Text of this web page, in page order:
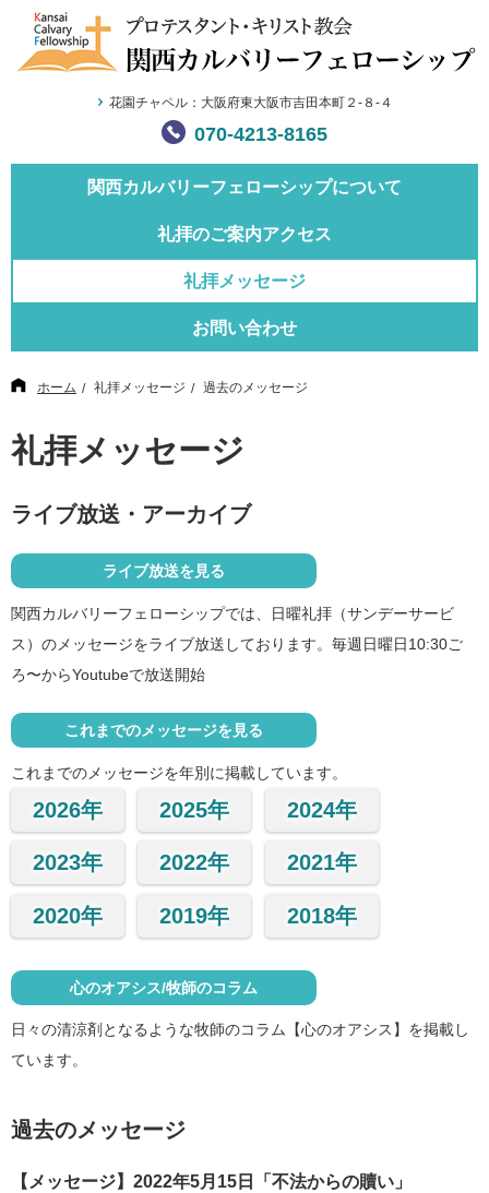
花園チャペル：大阪府東大阪市吉田本町２-８-４
070-4213-8165
関西カルバリーフェローシップについて
礼拝のご案内アクセス
礼拝メッセージ
お問い合わせ
ホーム 礼拝メッセージ 過去のメッセージ
礼拝メッセージ
ライブ放送・アーカイブ
ライブ放送を見る
関西カルバリーフェローシップでは、日曜礼拝（サンデーサービ
ス）のメッセージをライブ放送しております。毎週日曜日10:30ご
ろ〜からYoutubeで放送開始
これまでのメッセージを見る
これまでのメッセージを年別に掲載しています。
2026年 2025年 2024年
2023年 2022年 2021年
2020年 2019年 2018年
心のオアシス/牧師のコラム
日々の清涼剤となるような牧師のコラム【心のオアシス】を掲載し
ています。
過去のメッセージ
【メッセージ】2022年5月15日「不法からの贖い」